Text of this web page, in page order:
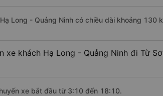
Long - Quảng Ninh có chiều dài khoảng 130
xe khách Hạ Long - Quảng Ninh đi Từ
xe bắt đầu từ 3:10 đến 18:10.